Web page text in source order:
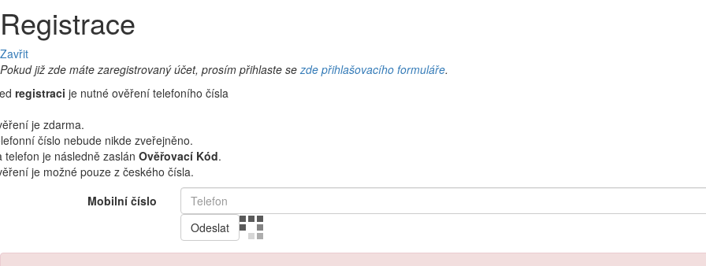
Registrace
Zavřit
Pokud již zde máte zaregistrovaný účet, prosím přihlaste sezde přihlašovacího formuláře.
registraci je nutné ověření telefoního čísla
je zdarma.
číslo nebude nikde zveřejněno.
telefon je následně zaslán Ověřovací Kód.
je možné pouze z českého čísla.
Mobilní číslo
Odeslat